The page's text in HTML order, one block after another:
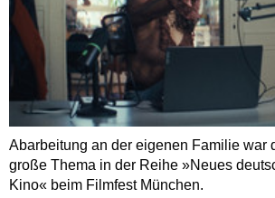
Abarbeitung an der eigenen Familie war
große Thema in der Reihe »Neues
Kino« beim Filmfest München.